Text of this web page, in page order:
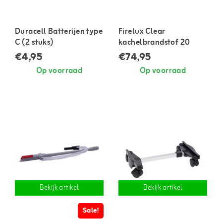
Duracell Batterijen type
C (2 stuks)
€4,95
Op voorraad
Firelux Clear
kachelbrandstof 20
liter
€74,95
Op voorraad
Bekijk artikel
Sale!
Bekijk artikel